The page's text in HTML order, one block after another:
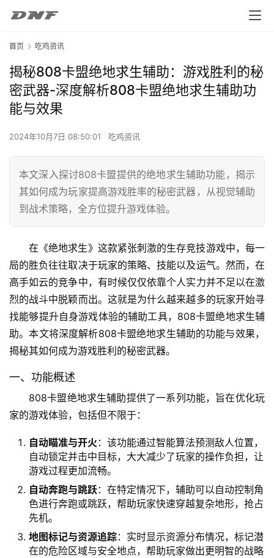
首页 吃鸡资讯
揭秘808卡盟绝地求生辅助：游戏胜利的秘
密武器-深度解析808卡盟绝地求生辅助功
能与效果
2024年10月7日 08:50:01 吃鸡资讯
本文深入探讨808卡盟提供的绝地求生辅助功能，揭示
其如何成为玩家提高游戏胜率的秘密武器，从视觉辅助
到战术策略，全方位提升游戏体验。
在《绝地求生》这款紧张刺激的生存竞技游戏中，每一
局的胜负往往取决于玩家的策略、技能以及运气。然而，在
高手如云的竞争中，有时候仅仅依靠个人实力并不足以在激
烈的战斗中脱颖而出。这就是为什么越来越多的玩家开始寻
找能够提升自身游戏体验的辅助工具，808卡盟绝地求生辅
助。本文将深度解析808卡盟绝地求生辅助的功能与效果，
揭秘其如何成为游戏胜利的秘密武器。
一、功能概述
808卡盟绝地求生辅助提供了一系列功能，旨在优化玩
家的游戏体验，包括但不限于：
自动瞄准与开火 ：该功能通过智能算法预测敌人位置，
自动锁定并击中目标，大大减少了玩家的操作负担，让
游戏过程更加流畅。
自动奔跑与跳跃：在特定情况下，辅助可以自动控制角
色进行奔跑或跳跃，帮助玩家快速穿越复杂地形，抢占
先机。
地图标记与资源追踪：实时显示资源分布情况，标记潜
在的危险区域与安全地点，帮助玩家做出更明智的战略